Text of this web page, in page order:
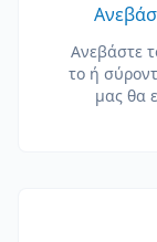
Ανεβάστε
το ή
μας θα